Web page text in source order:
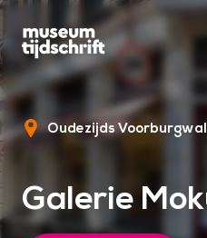
S
k
i
p
t
o
c
o
t
Oudezijds
Galerie